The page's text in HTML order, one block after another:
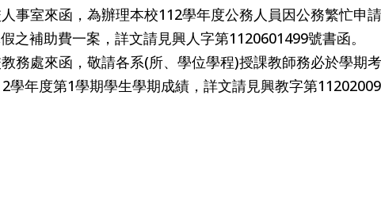
事室來函，為辦理本校112學年度公務人員因公務繁忙申
之補助費一案，詳文請見興人字第1120601499號書函。
務處來函，敬請各系(所、學位學程)授課教師務必於學期
學年度第1學期學生學期成績，詳文請見興教字第